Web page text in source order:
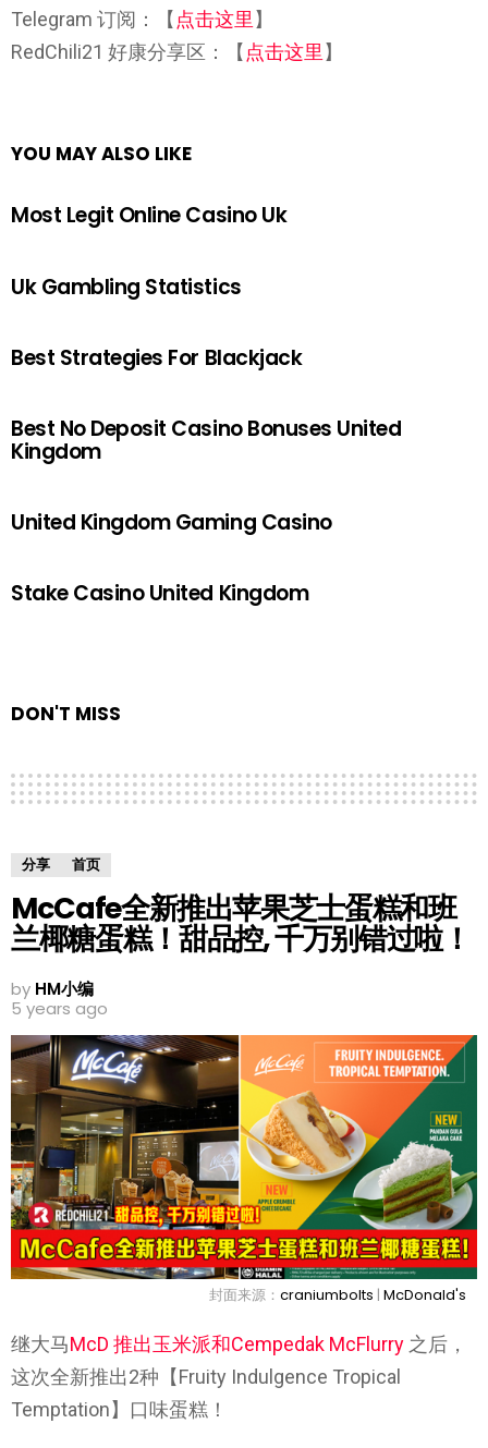
Telegram 订阅：【 点击这里 】
RedChili21 好康分享区：【 点击这里 】
YOU MAY ALSO LIKE
Most Legit Online Casino Uk
Uk Gambling Statistics
Best Strategies For Blackjack
Best No Deposit Casino Bonuses United
Kingdom
United Kingdom Gaming Casino
Stake Casino United Kingdom
DON'T MISS
分享 首页
McCafe全新推出苹果芝士蛋糕和班
兰椰糖蛋糕！甜品控, 千万别错过啦！
by HM小编
5 years ago
封面来源： craniumbolts | McDonald's
继大马McD 推出玉米派和Cempedak McFlurry 之后，
这次全新推出2种【Fruity Indulgence Tropical
Temptation】口味蛋糕！